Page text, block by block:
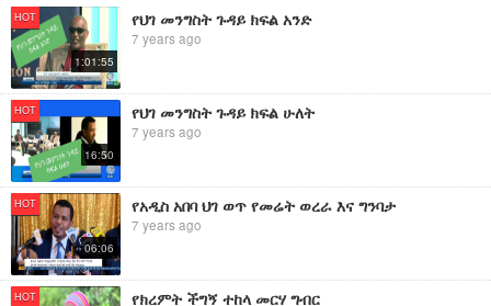
HOT
1:01:55
የህገ መንግስት ጉዳይ ክፍል አንድ
7 years ago
HOT
16:50
የህገ መንግስት ጉዳይ ክፍል ሁለት
7 years ago
HOT
06:06
የአዲስ አበባ ህገ ወጥ የመሬት ወረራ እና ግንባታ
7 years ago
HOT የክረምት ችግኝ ተከላ መርሃ ግብር